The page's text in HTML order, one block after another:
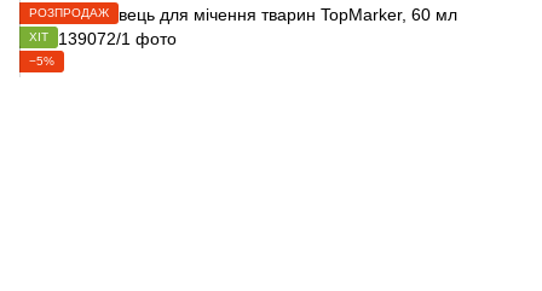
РОЗПРОДАЖ
ХІТ
−5%